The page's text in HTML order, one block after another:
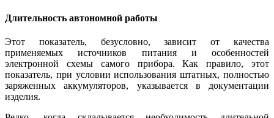
Длительность автономной работы
Этот показатель, безусловно, зависит от качества
применяемых источников питания и особенностей
электронной схемы самого прибора. Как правило, этот
показатель, при условии использования штатных, полностью
заряженных аккумуляторов, указывается в документации
изделия.